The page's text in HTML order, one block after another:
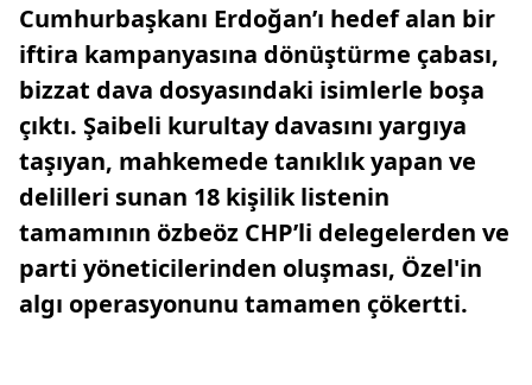
Cumhurbaşkanı Erdoğan’ı hedef alan bir
iftira kampanyasına dönüştürme çabası,
bizzat dava dosyasındaki isimlerle boşa
çıktı. Şaibeli kurultay davasını yargıya
taşıyan, mahkemede tanıklık yapan ve
delilleri sunan 18 kişilik listenin
tamamının özbeöz CHP’li delegelerden ve
parti yöneticilerinden oluşması, Özel'in
algı operasyonunu tamamen çökertti.